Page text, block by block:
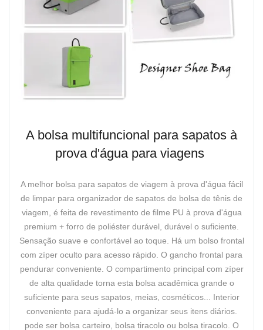
A bolsa multifuncional para sapatos à
prova d'água para viagens
A melhor bolsa para sapatos de viagem à prova d'água fácil
de limpar para organizador de sapatos de bolsa de tênis de
viagem, é feita de revestimento de filme PU à prova d'água
premium + forro de poliéster durável, durável o suficiente.
Sensação suave e confortável ao toque. Há um bolso frontal
com zíper oculto para acesso rápido. O gancho frontal para
pendurar conveniente. O compartimento principal com zíper
de alta qualidade torna esta bolsa acadêmica grande o
suficiente para seus sapatos, meias, cosméticos... Interior
conveniente para ajudá-lo a organizar seus itens diários.
pode ser bolsa carteiro, bolsa tiracolo ou bolsa tiracolo. O